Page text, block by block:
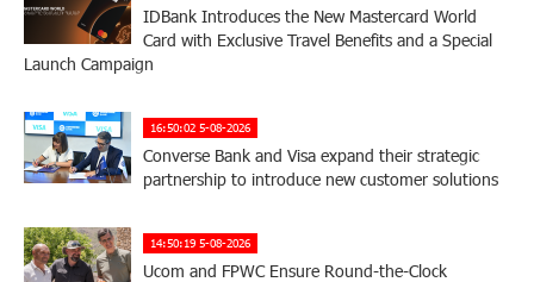
IDBank Introduces the New Mastercard World
Card with Exclusive Travel Benefits and a Special
Launch Campaign
16:50:02 5-08-2026
Converse Bank and Visa expand their strategic
partnership to introduce new customer solutions
14:50:19 5-08-2026
Ucom and FPWC Ensure Round-the-Clock